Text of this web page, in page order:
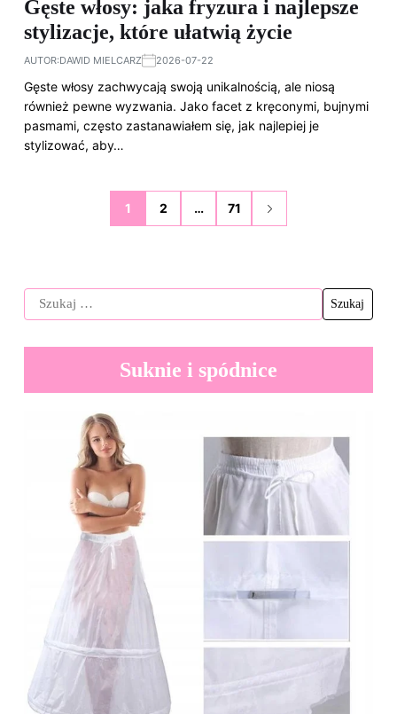
Gęste włosy: jaka fryzura i najlepsze
stylizacje, które ułatwią życie
AUTOR:DAWID MIELCARZ 2026-07-22
Gęste włosy zachwycają swoją unikalnością, ale niosą
również pewne wyzwania. Jako facet z kręconymi, bujnymi
pasmami, często zastanawiałem się, jak najlepiej je
stylizować, aby…
1 2 … 71
Suknie i spódnice